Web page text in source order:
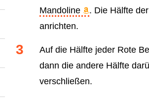
Mandoline
. Die Hälfte
anrichten.
Auf die Hälfte jeder Rote
dann die andere Hälfte
verschließen.